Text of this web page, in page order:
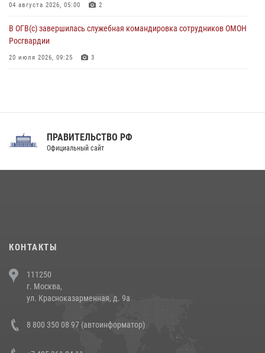
04 августа 2026, 05:00 2
В ОГВ(с) завершилась служебная командировка сотрудников ОМОН
Росгвардии
20 июля 2026, 09:25 3
Праздник «Один день с Росгвардией» к 105-летию Центрального
напавших на бригаду скорой помощи (видео)
14 июля 2026, 12:20
В Росгвардии прошла военно-научная конференция по обобщению
боевого опыта
ПРАВИТЕЛЬСТВО РФ
Официальный сайт
КОНТАКТЫ
111250
г. Москва,
ул. Красноказарменная, д. 9а
8 800 350 08 97 (автоинформатор)